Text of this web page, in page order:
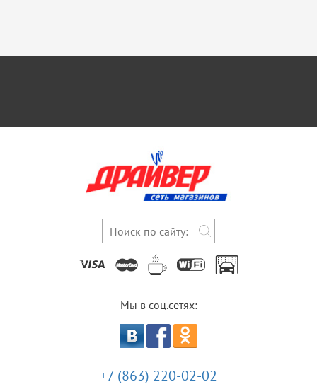
Мы в соц.сетях:
+7 (863) 220-02-02